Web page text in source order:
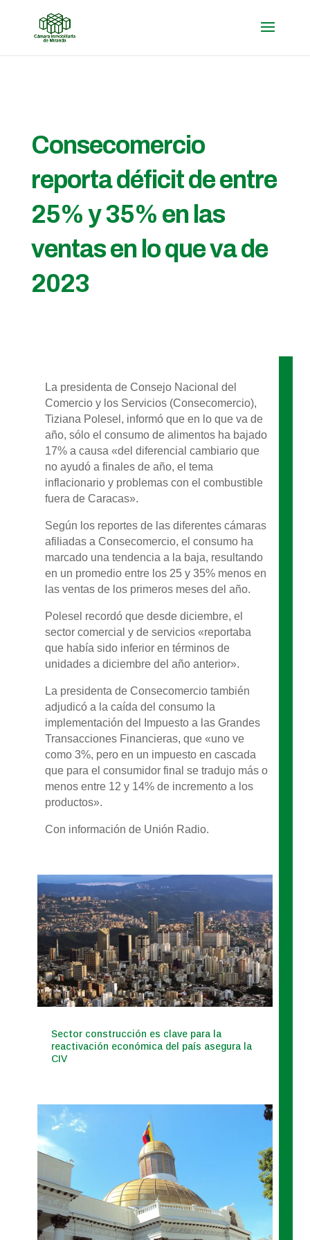
Consecomercio
reporta déficit de entre
25% y 35% en las
ventas en lo que va de
2023
La presidenta de Consejo Nacional del
Comercio y los Servicios (Consecomercio),
Tiziana Polesel, informó que en lo que va de
año, sólo el consumo de alimentos ha bajado
17% a causa «del diferencial cambiario que
no ayudó a finales de año, el tema
inflacionario y problemas con el combustible
fuera de Caracas».
Según los reportes de las diferentes cámaras
afiliadas a Consecomercio, el consumo ha
marcado una tendencia a la baja, resultando
en un promedio entre los 25 y 35% menos en
las ventas de los primeros meses del año.
Polesel recordó que desde diciembre, el
sector comercial y de servicios «reportaba
que había sido inferior en términos de
unidades a diciembre del año anterior».
La presidenta de Consecomercio también
adjudicó a la caída del consumo la
implementación del Impuesto a las Grandes
Transacciones Financieras, que «uno ve
como 3%, pero en un impuesto en cascada
que para el consumidor final se tradujo más o
menos entre 12 y 14% de incremento a los
productos».
Con información de Unión Radio.
Sector construcción es clave para la
reactivación económica del país asegura la
CIV